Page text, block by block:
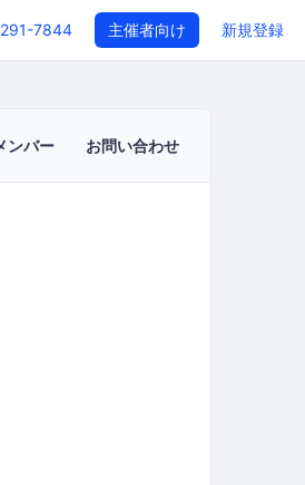
7844 主催者向け 新規登録
ンバー お問い合わせ